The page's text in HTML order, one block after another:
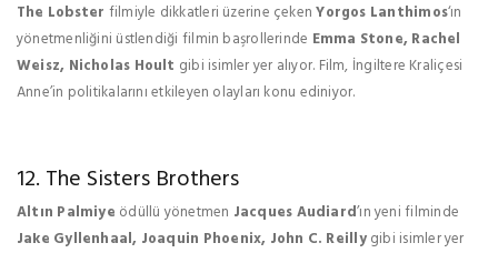
The Lobster filmiyle dikkatleri üzerine çekenYorgos Lanthimos‘ın
yönetmenliğini üstlendiği filmin başrollerinde Emma Stone, Rachel
Weisz, Nicholas Hoult gibi isimler yer alıyor. Film, İngiltere Kraliçesi
Anne’in politikalarını etkileyen olayları konu ediniyor.
12. The Sisters Brothers
Altın Palmiye ödüllü yönetmen Jacques Audiard’ın yeni filminde
Jake Gyllenhaal, Joaquin Phoenix, John C. Reillygibi isimler yer